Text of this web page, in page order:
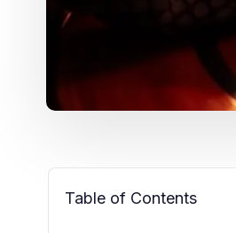
Table of Contents